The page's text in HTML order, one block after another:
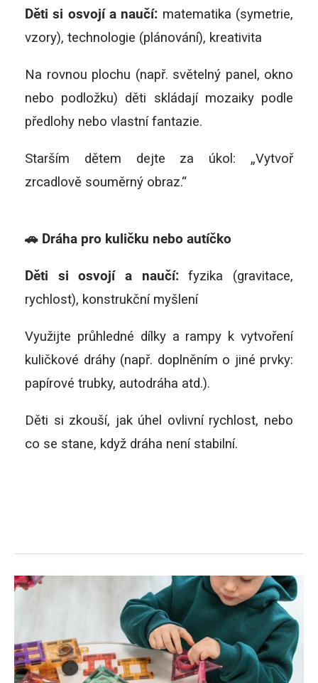
Děti si osvojí a naučí: matematika (symetrie,
vzory), technologie (plánování), kreativita
Na rovnou plochu (např. světelný panel, okno
nebo podložku) děti skládají mozaiky podle
předlohy nebo vlastní fantazie.
Starším dětem dejte za úkol: „Vytvoř
zrcadlově souměrný obraz.“
🚗 Dráha pro kuličku nebo autíčko
Děti si osvojí a naučí:fyzika (gravitace,
rychlost), konstrukční myšlení
Využijte průhledné dílky a rampy k vytvoření
kuličkové dráhy (např. doplněním o jiné prvky:
papírové trubky, autodráha atd.).
Děti si zkouší, jak úhel ovlivní rychlost, nebo
co se stane, když dráha není stabilní.